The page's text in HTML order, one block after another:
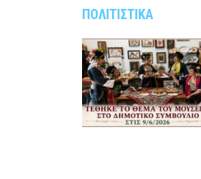
ΠΟΛΙΤΙΣΤΙΚΑ